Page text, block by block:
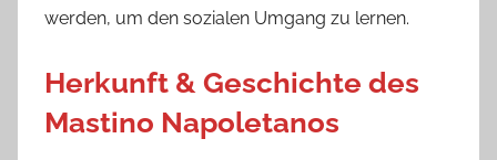
werden, um den sozialen Umgang zu lernen.
Herkunft & Geschichte des
Mastino Napoletanos